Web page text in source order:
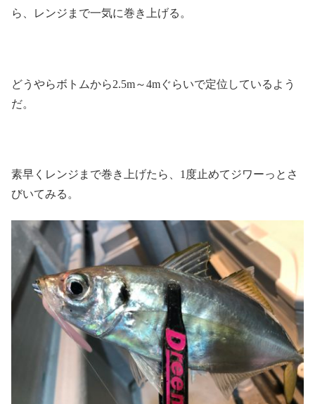
ら、レンジまで一気に巻き上げる。
どうやらボトムから2.5m～4mぐらいで定位しているよう
だ。
素早くレンジまで巻き上げたら、1度止めてジワーっとさ
びいてみる。